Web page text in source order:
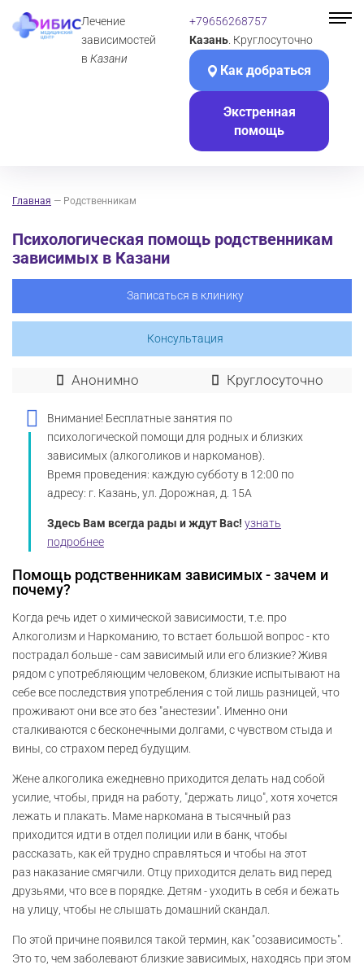
Лечение
зависимостей
в Казани
+79656268757
Казань . Круглосуточно
Как добраться
Экстренная
помощь
Главная — Родственникам
Психологическая помощь родственникам
зависимых в Казани
Записаться в клинику
Консультация
Анонимно Круглосуточно
Внимание! Бесплатные занятия по
психологической помощи для родных и близких
зависимых (алкоголиков и наркоманов).
Время проведения: каждую субботу в 12:00 по
адресу: г. Казань, ул. Дорожная, д. 15А
Здесь Вам всегда рады и ждут Вас! узнать
подробнее
Помощь родственникам зависимых - зачем и
почему?
Когда речь идет о химической зависимости, т.е. про
Алкоголизм и Наркоманию, то встает большой вопрос - кто
пострадал больше - сам зависимый или его близкие? Живя
рядом с употребляющим человеком, близкие испытывают на
себе все последствия употребления с той лишь разницей, что
проживают они все это без "анестезии". Именно они
сталкиваются с бесконечными долгами, с чувством стыда и
вины, со страхом перед будущим.
Жене алкоголика ежедневно приходится делать над собой
усилие, чтобы, придя на работу, "держать лицо", хотя хочется
лежать и плакать. Маме наркомана в тысячный раз
приходится идти в отдел полиции или в банк, чтобы
рассказать, как ей трудно справляться и чтобы на этот
раз наказание смягчили. Отцу приходится делать вид перед
друзьями, что все в порядке. Детям - уходить в себя и бежать
на улицу, чтобы не слышать домашний скандал.
По этой причине появился такой термин, как "созависимость".
Это то, чем заболевают близкие зависимых, находясь при этом